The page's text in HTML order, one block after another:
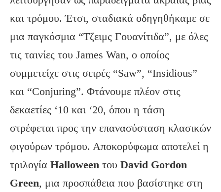
και τρόμου. Έτσι, σταδιακά οδηγηθήκαμε σε
μια παγκόσμια “Τζειμς Γουανίτιδα”, με όλες
τις ταινίες του James Wan, ο οποίος
συμμετείχε στις σειρές “Saw”, “Insidious”
και “Conjuring”. Φτάνουμε πλέον στις
δεκαετίες ‘10 και ‘20, όπου η τάση
στρέφεται προς την επανασύσταση κλασικών
φιγούρων τρόμου. Αποκορύφωμα αποτελεί η
τριλογία Halloween του David Gordon
Green, μια προσπάθεια που βασίστηκε στη